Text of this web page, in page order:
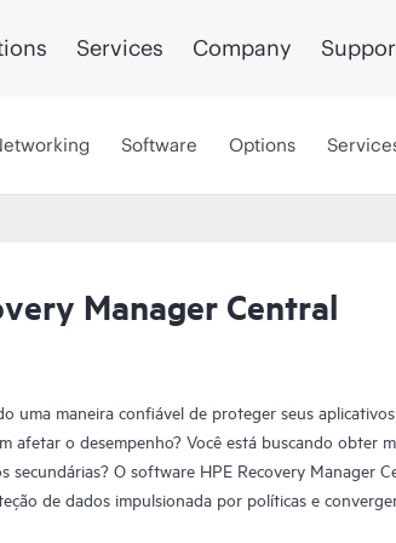
Services Company
Software Options
Manager Central
uma maneira confiável de proteger seus
afetar o desempenho? Você está buscando obter
secundárias? O software HPE Recovery Manager
de dados impulsionada por políticas e